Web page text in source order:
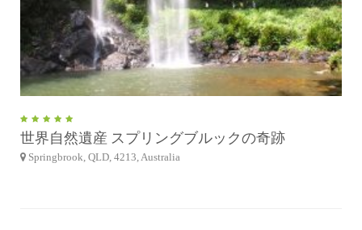
世界自然遺産 スプリングブルックの奇跡
Springbrook, QLD, 4213, Australia